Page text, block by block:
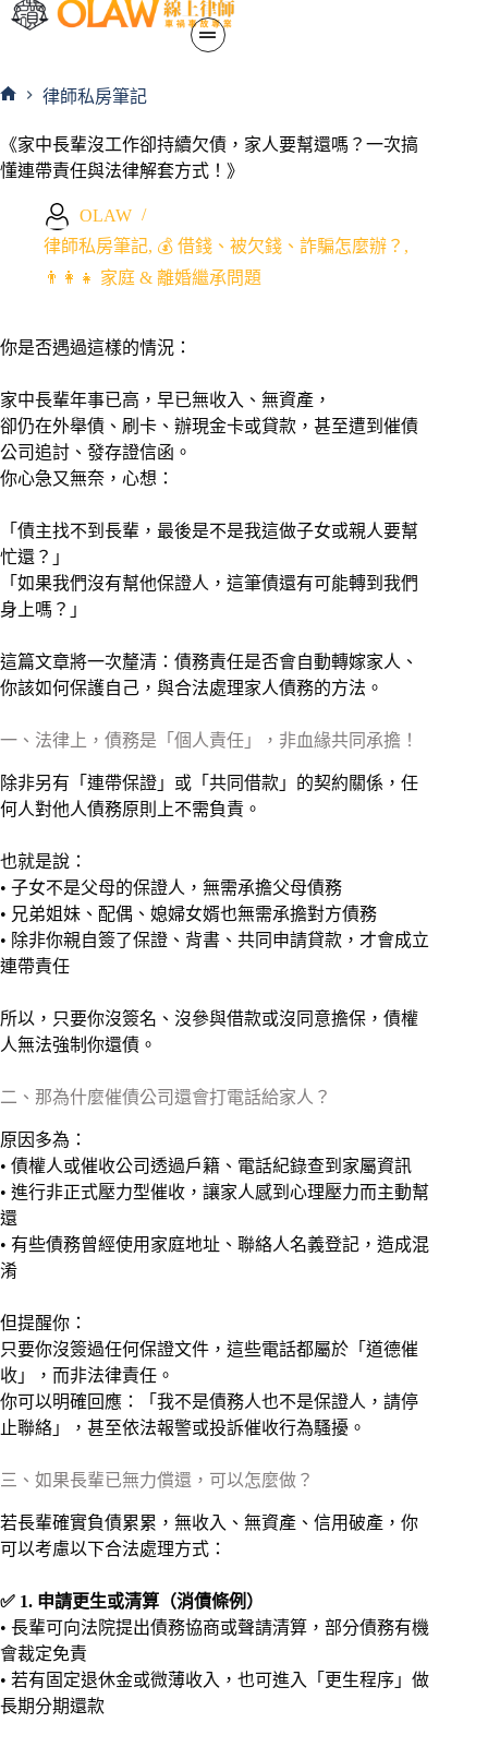
律師私房筆記
《家中長輩沒工作卻持續欠債，家人要幫還嗎？一次搞
懂連帶責任與法律解套方式！》
OLAW
律師私房筆記, 💰 借錢、被欠錢、詐騙怎麼辦？ ,
👨‍👩‍👧 家庭 & 離婚繼承問題
你是否遇過這樣的情況：
家中長輩年事已高，早已無收入、無資產，
卻仍在外舉債、刷卡、辦現金卡或貸款，甚至遭到催債
公司追討、發存證信函。
你心急又無奈，心想：
「債主找不到長輩，最後是不是我這做子女或親人要幫
忙還？」
「如果我們沒有幫他保證人，這筆債還有可能轉到我們
身上嗎？」
這篇文章將一次釐清：債務責任是否會自動轉嫁家人、
你該如何保護自己，與合法處理家人債務的方法。
一、法律上，債務是「個人責任」，非血緣共同承擔！
除非另有「連帶保證」或「共同借款」的契約關係，任
何人對他人債務原則上不需負責。
也就是說：
• 子女不是父母的保證人，無需承擔父母債務
• 兄弟姐妹、配偶、媳婦女婿也無需承擔對方債務
• 除非你親自簽了保證、背書、共同申請貸款，才會成立
連帶責任
所以，只要你沒簽名、沒參與借款或沒同意擔保，債權
人無法強制你還債。
二、那為什麼催債公司還會打電話給家人？
原因多為：
• 債權人或催收公司透過戶籍、電話紀錄查到家屬資訊
• 進行非正式壓力型催收，讓家人感到心理壓力而主動幫
還
• 有些債務曾經使用家庭地址、聯絡人名義登記，造成混
淆
但提醒你：
只要你沒簽過任何保證文件，這些電話都屬於「道德催
收」，而非法律責任。
你可以明確回應：「我不是債務人也不是保證人，請停
止聯絡」，甚至依法報警或投訴催收行為騷擾。
三、如果長輩已無力償還，可以怎麼做？
若長輩確實負債累累，無收入、無資產、信用破產，你
可以考慮以下合法處理方式：
✅ 1. 申請更生或清算（消債條例）
• 長輩可向法院提出債務協商或聲請清算，部分債務有機
會裁定免責
• 若有固定退休金或微薄收入，也可進入「更生程序」做
長期分期還款